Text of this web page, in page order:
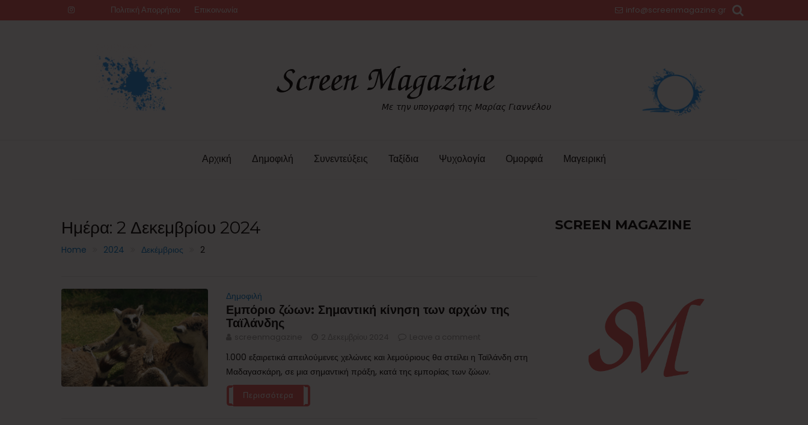
to
Πολιτική Απορρήτου Επικοινωνία info@screenmagazine.gr
Αρχική Δημοφιλή Συνεντεύξεις Ταξίδια Ψυχολογία Ομορφιά Μαγειρική
Ημέρα: 2 Δεκεμβρίου 2024
Home 2024 Δεκέμβριος 2
Δημοφιλή
Εμπόριο ζώων: Σημαντική κίνηση των αρχών της
Ταϊλάνδης
1.000 εξαιρετικά απειλούμενες χελώνες και λεμούριους θα στείλει η Ταϊλάνδη στη
Μαδαγασκάρη, σε μια σημαντική πράξη, κατά της εμπορίας των ζώων.
Περισσότερα
SCREEN MAGAZINE